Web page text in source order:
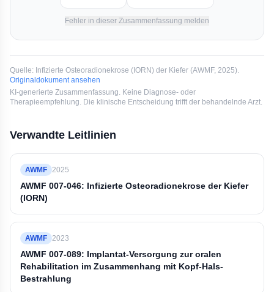
Fehler in dieser Zusammenfassung melden
Quelle: Infizierte Osteoradionekrose (IORN) der Kiefer (AWMF, 2025).
Originaldokument ansehen
KI-generierte Zusammenfassung. Keine Diagnose- oder
Therapieempfehlung. Die klinische Entscheidung trifft der behandelnde Arzt.
Verwandte Leitlinien
AWMF 2025
AWMF 007-046: Infizierte Osteoradionekrose der Kiefer
(IORN)
AWMF 2023
AWMF 007-089: Implantat-Versorgung zur oralen
Rehabilitation im Zusammenhang mit Kopf-Hals-
Bestrahlung